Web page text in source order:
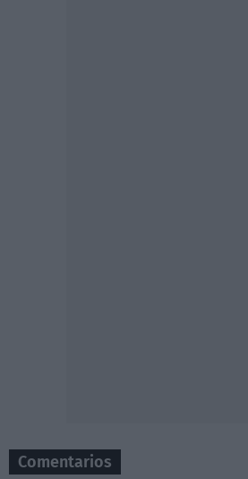
Comentarios